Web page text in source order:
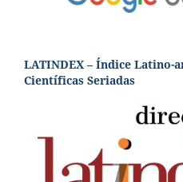
LATINDEX – Índice Latino-
Científicas Seriadas